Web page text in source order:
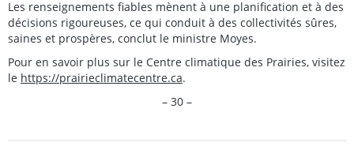
Les renseignements fiables mènent à une planification et à des
décisions rigoureuses, ce qui conduit à des collectivités sûres,
saines et prospères, conclut le ministre Moyes.
Pour en savoir plus sur le Centre climatique des Prairies, visitez
le https://prairieclimatecentre.ca.
– 30 –